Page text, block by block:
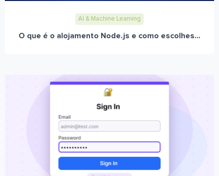
AI & Machine Learning
O que é o alojamento Node.js e como escolhes...